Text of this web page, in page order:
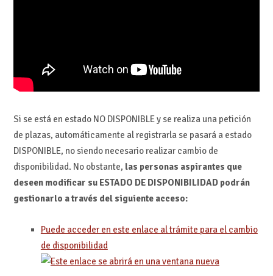
Si se está en estado NO DISPONIBLE y se realiza una petición
de plazas, automáticamente al registrarla se pasará a estado
DISPONIBLE, no siendo necesario realizar cambio de
disponibilidad. No obstante, las personas aspirantes que
deseen modificar su ESTADO DE DISPONIBILIDAD podrán
gestionarlo a través del siguiente acceso:
Puede acceder en este enlace al trámite para el cambio
de disponibilidad